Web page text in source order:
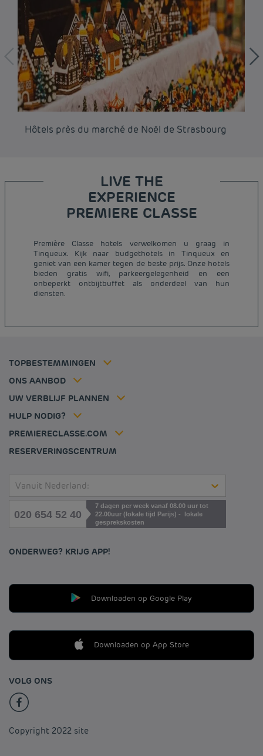
Hôtels près du marché de Noël de Strasbourg
LIVE THE
EXPERIENCE
PREMIERE CLASSE
Première Classe hotels verwelkomen u graag in
Tinqueux. Kijk naar budgethotels in Tinqueux en
geniet van een kamer tegen de beste prijs. Onze hotels
bieden gratis wifi, parkeergelegenheid en een
onbeperkt ontbijtbuffet als onderdeel van hun
diensten.
TOPBESTEMMINGEN
Goedkope hotels Parijs
Goedkope hotels Nederland
Goedkope hotels Breda
Goedkope hotels Duitsland
Goedkope hotels Dijon
ONS AANBOD
Lid tarief
UW VERBLIJF PLANNEN
HULP NODIG?
PREMIERECLASSE.COM
Juridische kennisgeving
Algemene voorwaarden voor de verkoop
Beleid Inzake Persoonsgegevens
Flavours Instant Benefit Algemene bepalingen en
Tax policy
Vacatures
RESERVERINGSCENTRUM
Vanuit Nederland:
020 654 52 40
7 dagen per week vanaf 08.00 uur tot
22.00uur (lokale tijd Parijs) - lokale
gesprekskosten
ONDERWEG? KRIJG APP!
Downloaden op Google Play
Downloaden op App Store
VOLG ONS
Copyright 2022 site